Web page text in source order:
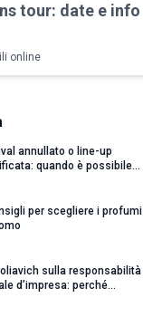
tour: date e info
online
annullato o line-up
quando è possibile
per scegliere i profumi
sulla responsabilità
d’impresa: perché